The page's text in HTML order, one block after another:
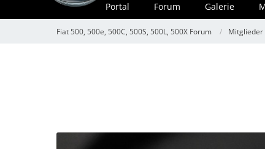
Portal Forum Galerie
Fiat 500, 500e, 500C, 500S, 500L, 500X Forum Mitglieder